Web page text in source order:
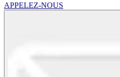
APPELEZ-NOUS